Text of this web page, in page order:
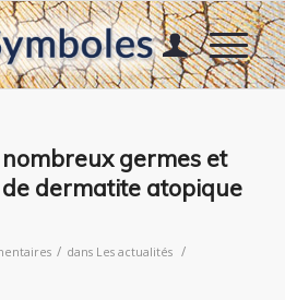
germes et
dermatite atopique
/ dans Les actualités /